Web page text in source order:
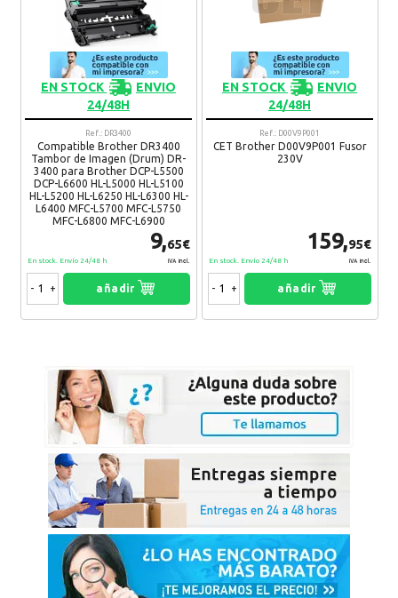
Recomendaría su compra:
Tony 25. 10. 2019
Llevare varios pedidos y todos ok!
Recomendaría su compra:Si
Morad 10. 08. 2019
Volveré a comprar, sin duda.
Recomendaría su compra:
Liria 11. 03. 2019
Misae 06. 07. 2018
Sobresaliente el producto.
Recomendaría su compra:
Dawn 09. 06. 2018
Todo bien en plazo
Recomendaría su compra:Si
EN STOCK
ENVIO
24/48H
Ref.: DR3400
Compatible Brother DR3400
Tambor de Imagen (Drum) DR-
3400 para Brother DCP-L5500
DCP-L6600 HL-L5000 HL-L5100
HL-L5200 HL-L6250 HL-L6300 HL-
L6400 MFC-L5700 MFC-L5750
MFC-L6800 MFC-L6900
9,65€
IVA Incl.
En stock. Envío 24/48 h
- + añadir
EN STOCK
ENVIO
24/48H
Ref.: D00V9P001
CET Brother D00V9P001 Fusor
230V
159,95€
IVA Incl.
En stock. Envío 24/48 h
- + añadir